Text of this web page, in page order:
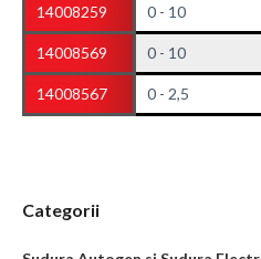
14008259 0 - 10
14008569 0 - 10
14008567 0 - 2,5
Categorii